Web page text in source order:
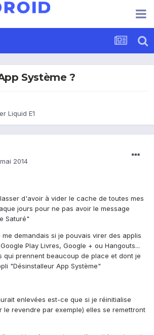
Système ?
Liquid E1
2014
d'avoir à vider le cache de toutes mes
jours pour ne pas avoir le message
Saturé"
demandais si je pouvais virer des applis
Play Livres, Google + ou Hangouts...
qui prennent beaucoup de place et dont je
"Désinstalleur App Système"
enlevées est-ce que si je réinitialise
le revendre par exemple) elles se remettront